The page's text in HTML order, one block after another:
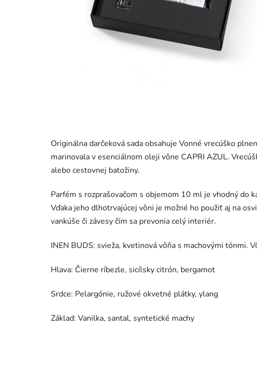
Originálna darčeková sada obsahuje Vonné vrecúško
marinovala v esenciálnom oleji vône CAPRI AZUL.
alebo cestovnej batožiny.
Parfém s rozprašovačom s objemom 10 ml je vhodný do
Vďaka jeho dlhotrvajúcej vôni je možné ho použiť aj na
vankúše či závesy čím sa prevonia celý interiér.
INEN BUDS: svieža, kvetinová vôňa s machovými tónmi.
Hlava: Čierne ríbezle, sicílsky citrón, bergamot
Srdce: Pelargónie, ružové okvetné plátky, ylang
Základ: Vanilka, santal, syntetické machy